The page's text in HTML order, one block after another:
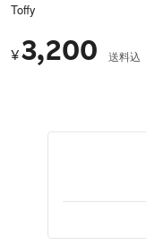
Toffy
¥3,200 送料込